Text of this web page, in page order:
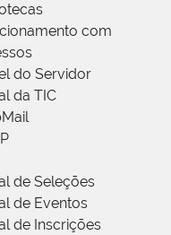
com
do Servidor
da TIC
de Seleções
de Eventos
de Inscrições